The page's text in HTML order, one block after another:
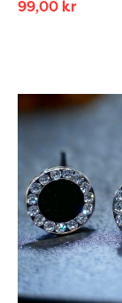
99,00 kr